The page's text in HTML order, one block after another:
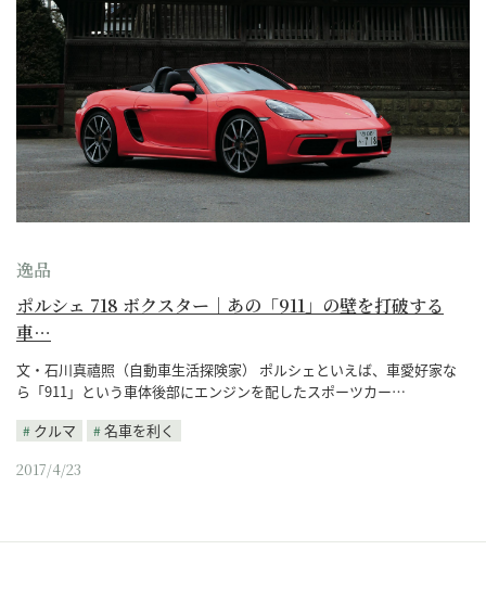
逸品
ポルシェ 718 ボクスター｜あの「911」の壁を打破する
車…
文・石川真禧照（自動車生活探険家） ポルシェといえば、車愛好家な
ら「911」という車体後部にエンジンを配したスポーツカー…
クルマ
名車を利く
2017/4/23